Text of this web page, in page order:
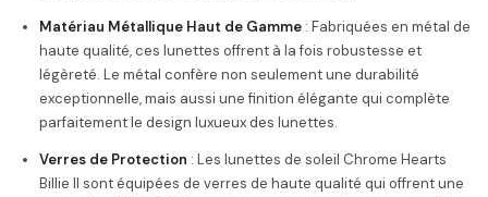
Matériau Métallique Haut de Gamme : Fabriquées en métal de
haute qualité, ces lunettes offrent à la fois robustesse et
légèreté. Le métal confère non seulement une durabilité
exceptionnelle, mais aussi une finition élégante qui complète
parfaitement le design luxueux des lunettes.
Verres de Protection : Les lunettes de soleil Chrome Hearts
Billie II sont équipées de verres de haute qualité qui offrent une